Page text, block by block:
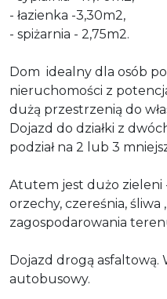
- łazienka -3,30m2,
- spiżarnia - 2,75m2.
Dom idealny dla osób
nieruchomości z
dużą przestrzenią do
Dojazd do działki z
podział na 2 lub 3
Atutem jest dużo zieleni
orzechy, czereśnia, śliwa
zagospodarowania
Dojazd drogą
autobusowy.